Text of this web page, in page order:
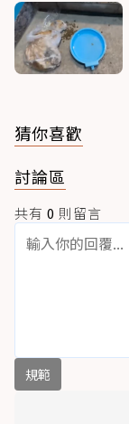
猜你喜歡
討論區
共有 0 則留言
規範